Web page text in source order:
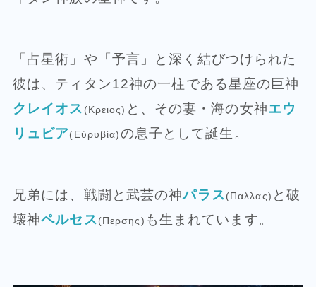
「占星術」や「予言」と深く結びつけられた
彼は、ティタン12神の一柱である星座の巨神
クレイオス (Κρειος) と、その妻・海の女神エウ
リュビア(Εὐρυβία)の息子として誕生。
兄弟には、戦闘と武芸の神パラス(Παλλας) と破
壊神ペルセス(Περσης) も生まれています。